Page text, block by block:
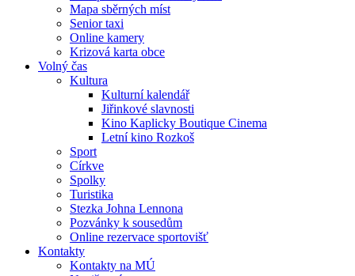
Mapa sběrných míst
Senior taxi
Online kamery
Krizová karta obce
Volný čas
Kultura
Kulturní kalendář
Jiřinkové slavnosti
Kino Kaplicky Boutique Cinema
Letní kino Rozkoš
Sport
Církve
Spolky
Turistika
Stezka Johna Lennona
Pozvánky k sousedům
Online rezervace sportovišť
Kontakty
Kontakty na MÚ